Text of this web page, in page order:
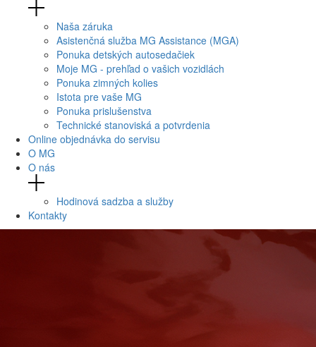
Naša záruka
Asistenčná služba MG Assistance (MGA)
Ponuka detských autosedačiek
Moje MG - prehľad o vašich vozidlách
Ponuka zimných kolies
Istota pre vaše MG
Ponuka prislušenstva
Technické stanoviská a potvrdenia
Online objednávka do servisu
O MG
O nás
Hodinová sadzba a služby
Kontakty